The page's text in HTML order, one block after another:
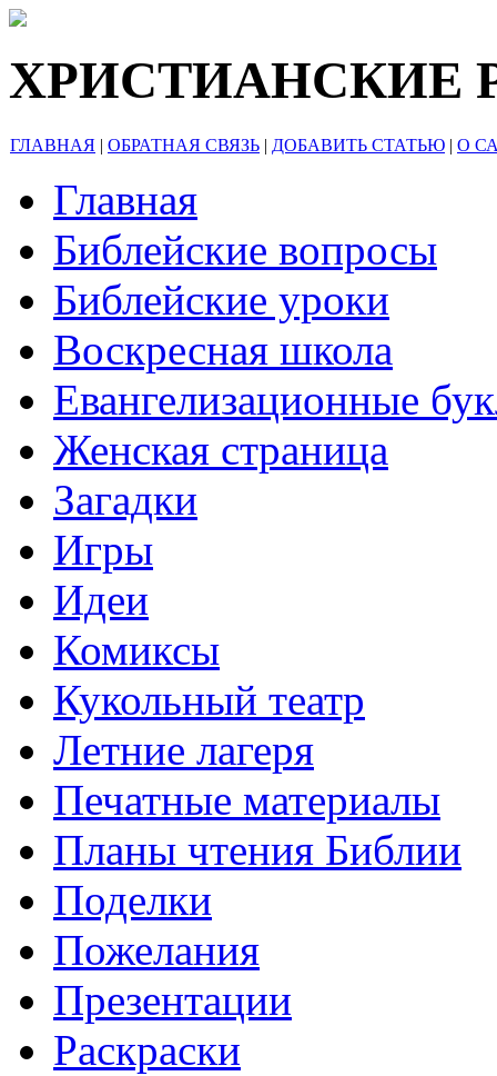
ХРИСТИАНСКИЕ
ГЛАВНАЯ | ОБРАТНАЯ СВЯЗЬ | ДОБАВИТЬ СТАТЬЮ | О
Главная
Библейские вопросы
Библейские уроки
Воскресная школа
Евангелизационные
Женская страница
Загадки
Игры
Идеи
Комиксы
Кукольный театр
Летние лагеря
Печатные материалы
Планы чтения Библии
Поделки
Пожелания
Презентации
Раскраски